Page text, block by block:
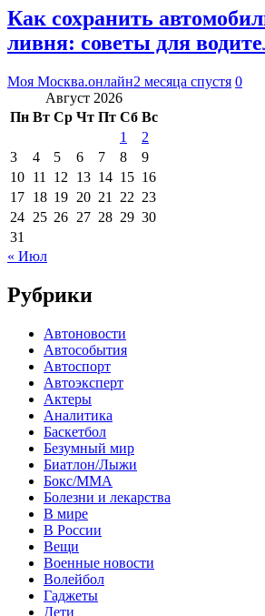
Как сохранить
ливня: советы для
Моя Москва.онлайн2 месяца спустя 0
Август 2026
Пн Вт Ср Чт Пт Сб Вс
1
2
3
4 5 6 7 8
9
10 11 12 13 14 15 16
17 18 19 20 21 22 23
24 25 26 27 28 29 30
31
« Июл
Рубрики
Автоновости
Автособытия
Автоспорт
Автоэксперт
Актеры
Аналитика
Баскетбол
Безумный мир
Биатлон/Лыжи
Бокс/MMA
Болезни и лекарства
В мире
В России
Вещи
Военные новости
Волейбол
Гаджеты
Дети